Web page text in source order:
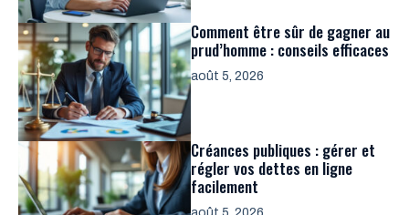
Comment être sûr de gagner au
prud’homme : conseils efficaces
août 5, 2026
Créances publiques : gérer et
régler vos dettes en ligne
facilement
août 5, 2026